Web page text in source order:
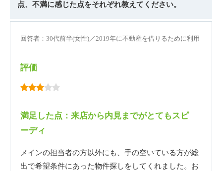
点、不満に感じた点をそれぞれ教えてください。
回答者：30代前半(女性)／2019年に不動産を借りるために利用
評価
満足した点：来店から内見までがとてもスピ
ーディ
メインの担当者の方以外にも、手の空いている方が総
出で希望条件にあった物件探しをしてくれました。お